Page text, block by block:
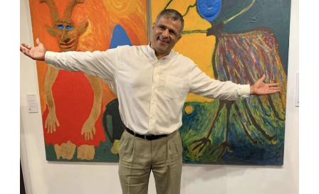
niños
afro
indígenas
son
la
esperanza
nuestras
culturas,
seguimos
intentando
llegar